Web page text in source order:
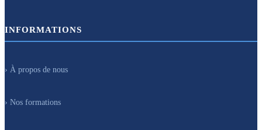
INFORMATIONS
› À propos de nous
› Nos formations